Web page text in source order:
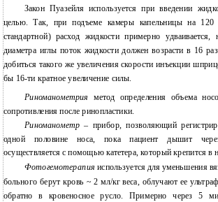
Закон Пуазейля используется при введении
целью. Так, при подъеме камеры капельницы на
стандартной) расход жидкости примерно
диаметра иглы поток жидкости должен возрасти в 16
добиться такого же увеличения скорости инъекции
бы 16-ти кратное увеличение силы.
Риноманометрия метод определения объема
сопротивления после ринопластики.
Риноманометр– прибор, позволяющий
одной половине носа, пока пациент дышит
осуществляется с помощью катетера, который крепится в
Фотогемотерапияиспользуется для уменьшения
больного берут кровь ~ 2 мл/кг веса, облучают ее
обратно в кровеносное русло. Примерно через 5